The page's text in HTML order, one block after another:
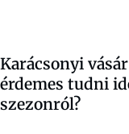
Karácsonyi
érdemes tudni
szezonról?